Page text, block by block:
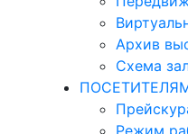
Архив
Схема
Режим